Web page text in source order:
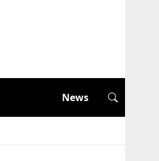
News